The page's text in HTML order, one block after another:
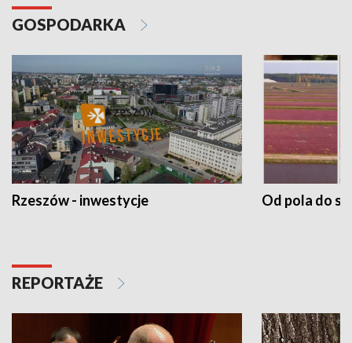
GOSPODARKA
Rzeszów - inwestycje Od pola do
REPORTAŻE